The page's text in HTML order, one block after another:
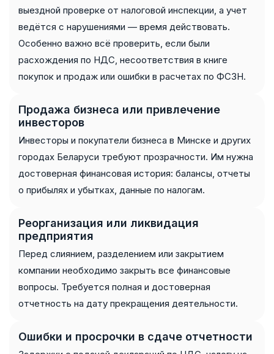
выездной проверке от налоговой инспекции, а учет
ведётся с нарушениями — время действовать.
Особенно важно всё проверить, если были
расхождения по НДС, несоответствия в книге
покупок и продаж или ошибки в расчетах по ФСЗН.
Продажа бизнеса или привлечение
инвесторов
Инвесторы и покупатели бизнеса в Минске и других
городах Беларуси требуют прозрачности. Им нужна
достоверная финансовая история: балансы, отчеты
о прибылях и убытках, данные по налогам.
Реорганизация или ликвидация
предприятия
Перед слиянием, разделением или закрытием
компании необходимо закрыть все финансовые
вопросы. Требуется полная и достоверная
отчетность на дату прекращения деятельности.
Ошибки и просрочки в сдаче отчетности